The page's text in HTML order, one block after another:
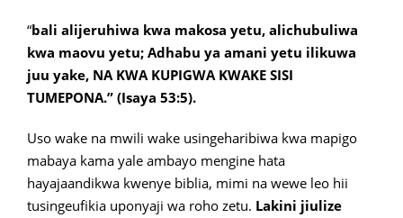
“bali alijeruhiwa kwa makosa yetu, alichubuliwa
kwa maovu yetu; Adhabu ya amani yetu ilikuwa
juu yake, NA KWA KUPIGWA KWAKE SISI
TUMEPONA.” (Isaya 53:5).
Uso wake na mwili wake usingeharibiwa kwa mapigo
mabaya kama yale ambayo mengine hata
hayajaandikwa kwenye biblia, mimi na wewe leo hii
tusingeufikia uponyaji wa roho zetu. Lakini jiulize